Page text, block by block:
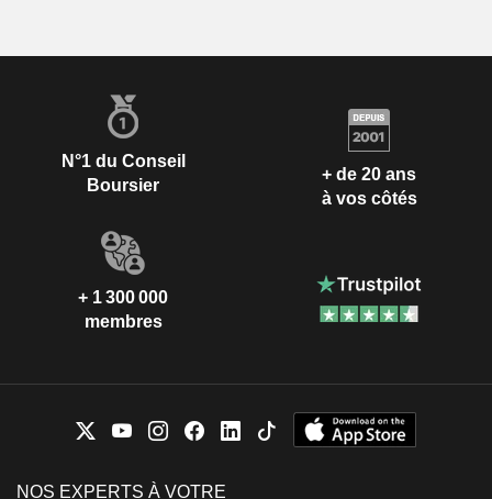
N°1 du Conseil
Boursier
+ de 20 ans
à vos côtés
+ 1 300 000
membres
NOS EXPERTS À VOTRE